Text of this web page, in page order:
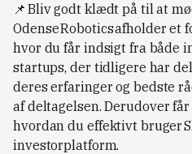
📌 Bliv godt klædt på til at
Odense Robotics afholder et
hvor du får indsigt fra både
startups, der tidligere har
deres erfaringer og bedste
af deltagelsen. Derudover
hvordan du effektivt bruger
investorplatform.